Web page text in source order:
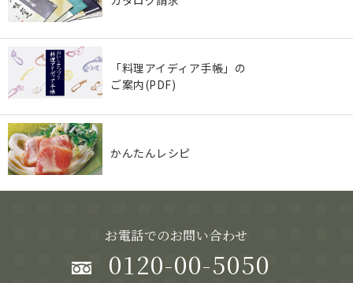
「料理アイディア手帳」の
ご案内(PDF)
かんたんレシピ
お電話でのお問い合わせ
0120-00-5050